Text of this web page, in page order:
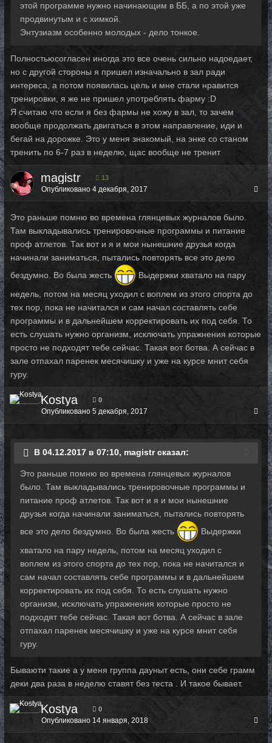
этой программе нужно начинающим в ББ, а по этой уже
продвинутым и с химкой.
Энтузиазм особенно молодых - дело тонкое.
Полностьюсогласен иногда это все очень сильно надоедает,
но с другой стороны я пришел изначально в зал ради
интереса, а потом появилась цель и мне стали нравится
тренировки, я же не пришел употреблять фарму :D
Я считаю что если я без фармы не хожу в зал, то зачем
вообще продолжать двигаться в этом направление, иди и
бегай на дорожке. Это у меня знакомый, на энке со станом
тренить по 6-7 раз в неделю, щас вообще не тренит
magistr 13
Опубликовано 4 декабря, 2017
Это раньше помню во времена глянцевых журналов было.
Там выкладывались тренировочные программы и питание
проф атлетов. Так вот и я и мои нынешние друзья когда
начинали заниматься, пытались повторять все это дело
бездумно. Во была жесть
Выдержки хватало на пару
недель, потом на месяц уходил с воплем из этого спорта до
тех пор, пока не начитался и сам начал составлять себе
программы и в дальнейшем корректировать их под себя. То
есть слушать нужно организм, исключать упражнения которые
просто не подходят тебе сейчас. Такая вот ботва. А сейчас в
зале отпахал паренек месячишку и уже на курсе мнит себя
гуру.
Kostya 0
Опубликовано 5 декабря, 2017
В 04.12.2017 в 07:10, magistr сказал:
Это раньше помню во времена глянцевых журналов
было. Там выкладывались тренировочные программы и
питание проф атлетов. Так вот и я и мои нынешние
друзья когда начинали заниматься, пытались повторять
все это дело бездумно. Во была жесть
Выдержки
хватало на пару недель, потом на месяц уходил с
воплем из этого спорта до тех пор, пока не начитался и
сам начал составлять себе программы и в дальнейшем
корректировать их под себя. То есть слушать нужно
организм, исключать упражнения которые просто не
подходят тебе сейчас. Такая вот ботва. А сейчас в зале
отпахал паренек месячишку и уже на курсе мнит себя
гуру.
Бываюти такие а у меня группа дауныт есть, они себе грамм
деки два раза в неделю ставят без теста . И такое бывает.
Kostya 0
Опубликовано 14 января, 2018